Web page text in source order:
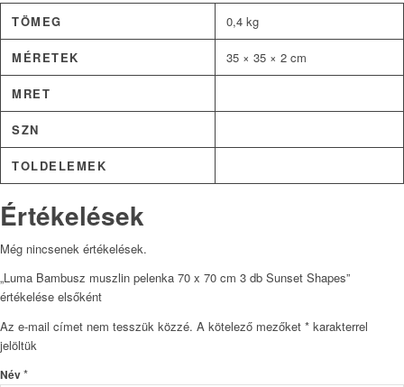
TÖMEG 0,4 kg
MÉRETEK 35 × 35 × 2 cm
MRET
SZN
TOLDELEMEK
Értékelések
Még nincsenek értékelések.
„Luma Bambusz muszlin pelenka 70 x 70 cm 3 db Sunset Shapes”
értékelése elsőként
Az e-mail címet nem tesszük közzé. A kötelező mezőket * karakterrel
jelöltük
Név*